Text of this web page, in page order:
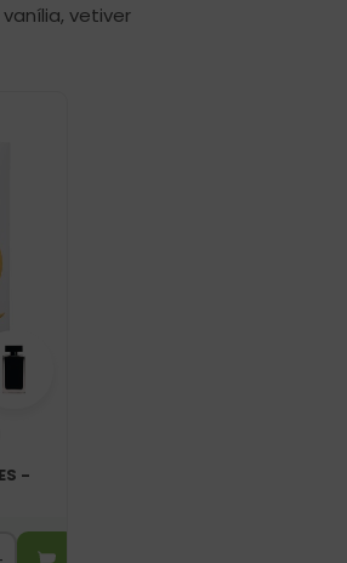
vetiver
-